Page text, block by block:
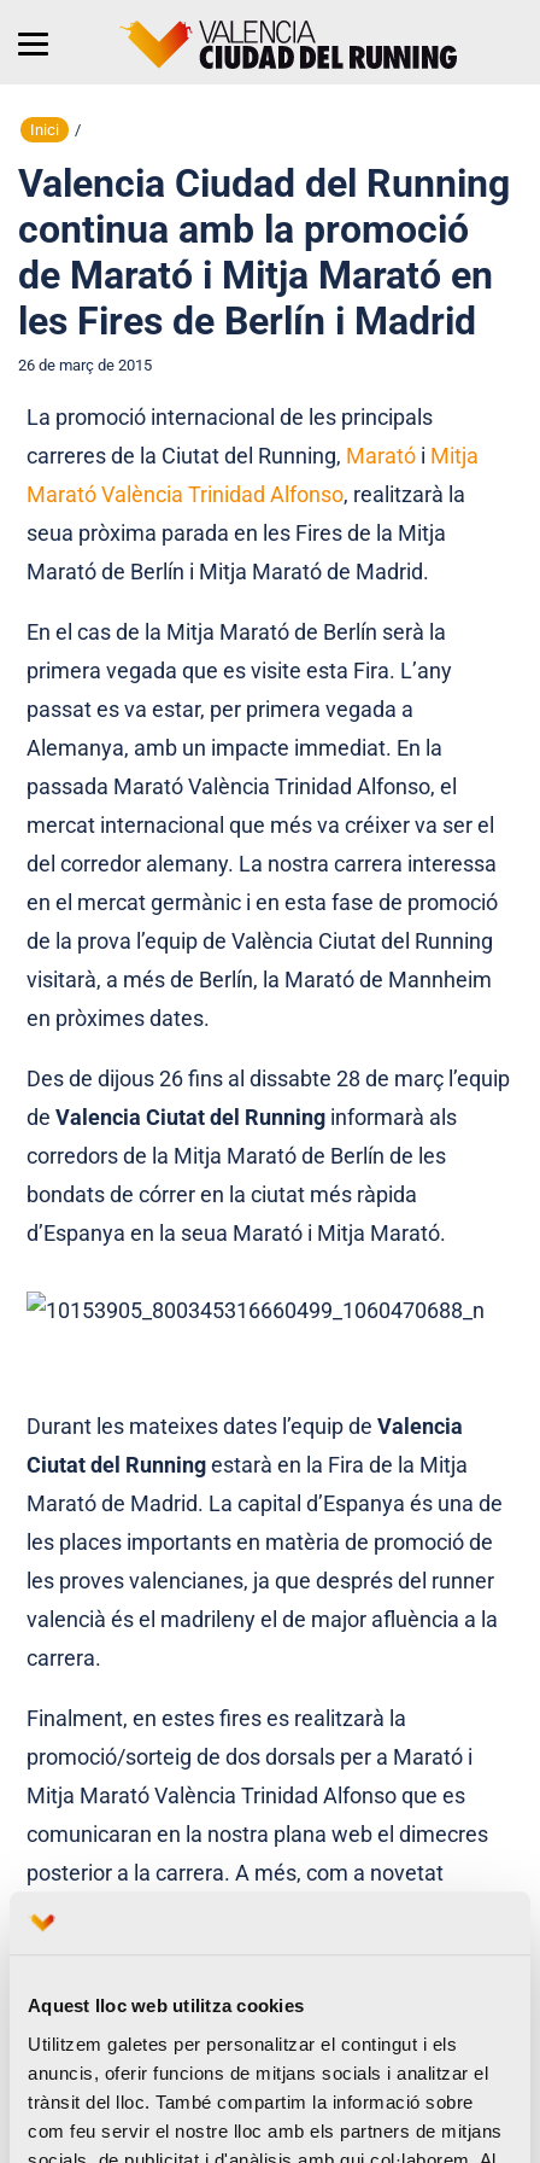
Aquest lloc web utilitza cookies
Utilitzem galetes per personalitzar el contingut i els
anuncis, oferir funcions de mitjans socials i analitzar el
trànsit del lloc. També compartim la informació sobre
com feu servir el nostre lloc amb els partners de mitjans
Inici /
Valencia Ciudad del Running
continua amb la promoció
de Marató i Mitja Marató en
les Fires de Berlín i Madrid
26 de març de 2015
La promoció internacional de les principals
carreres de la Ciutat del Running, Marató i Mitja
Marató València Trinidad Alfonso, realitzarà la
seua pròxima parada en les Fires de la Mitja
Marató de Berlín i Mitja Marató de Madrid.
En el cas de la Mitja Marató de Berlín serà la
primera vegada que es visite esta Fira. L’any
passat es va estar, per primera vegada a
Alemanya, amb un impacte immediat. En la
passada Marató València Trinidad Alfonso, el
mercat internacional que més va créixer va ser el
del corredor alemany. La nostra carrera interessa
en el mercat germànic i en esta fase de promoció
de la prova l’equip de València Ciutat del Running
visitarà, a més de Berlín, la Marató de Mannheim
en pròximes dates.
Des de dijous 26 fins al dissabte 28 de març l’equip
deValencia Ciutat del Running informarà als
corredors de la Mitja Marató de Berlín de les
bondats de córrer en la ciutat més ràpida
d’Espanya en la seua Marató i Mitja Marató.
Durant les mateixes dates l’equip deValencia
Ciutat del Runningestarà en la Fira de la Mitja
Marató de Madrid. La capital d’Espanya és una de
les places importants en matèria de promoció de
les proves valencianes, ja que després del runner
valencià és el madrileny el de major afluència a la
carrera.
Finalment, en estes fires es realitzarà la
promoció/sorteig de dos dorsals per a Marató i
Mitja Marató València Trinidad Alfonso que es
comunicaran en la nostra plana web el dimecres
posterior a la carrera. A més, com a novetat
enguany, els runners que vulguen córrer a València
confortable possible.